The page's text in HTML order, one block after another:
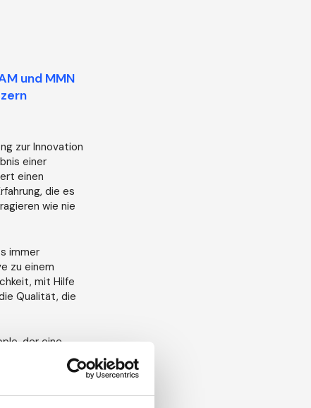
und MMN
zur Innovation
einer
einen
die es
wie nie
immer
zu einem
mit Hilfe
Qualität, die
der eine